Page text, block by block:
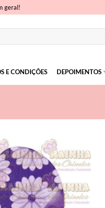
geral!
E CONDIÇÕES DEPOIMENTOS